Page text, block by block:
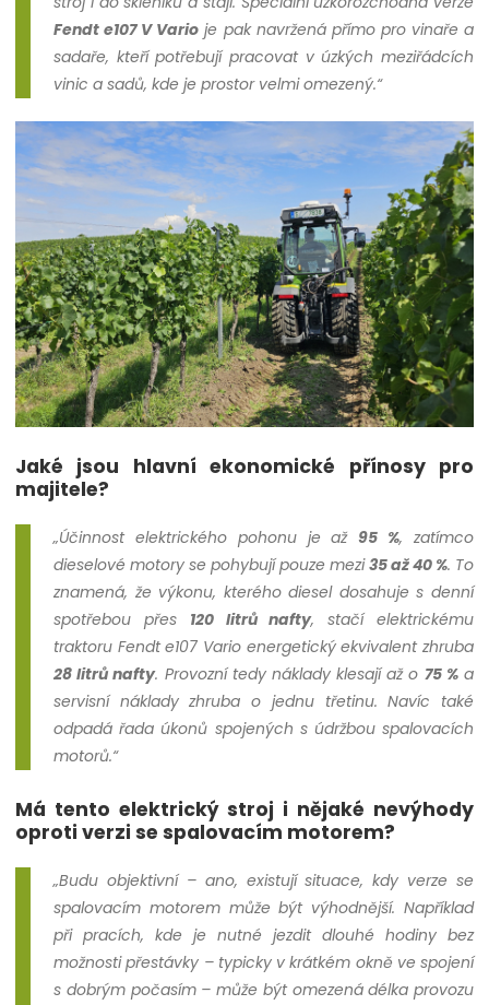
Fendte107 V Vario je pak navržená přímo pro vinaře a
sadaře, kteří potřebují pracovat v úzkých meziřádcích
vinic a sadů, kde je prostor velmi omezený.“
Jaké jsou hlavní ekonomické přínosy pro
majitele?
„Účinnost elektrického pohonu je až95 %, zatímco
dieselové motory se pohybují pouze mezi35 až 40 %. To
znamená, že výkonu, kterého diesel dosahuje s denní
spotřebou přes 120 litrů nafty, stačí elektrickému
traktoru Fendt e107 Vario energetický ekvivalent zhruba
28 litrů nafty. Provozní tedy náklady klesají až o 75 %a
servisní náklady zhruba o jednu třetinu. Navíc také
odpadá řada úkonů spojených s údržbou spalovacích
motorů.“
Má tento elektrický stroj i nějaké nevýhody
oproti verzi se spalovacím motorem?
„Budu objektivní – ano, existují situace, kdy verze se
spalovacím motorem může být výhodnější. Například
při pracích, kde je nutné jezdit dlouhé hodiny bez
možnosti přestávky – typicky v krátkém okně ve spojení
s dobrým počasím – může být omezená délka provozu